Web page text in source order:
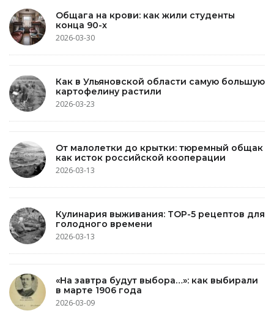
Общага на крови: как жили студенты
конца 90-х
2026-03-30
Как в Ульяновской области самую большую
картофелину растили
2026-03-23
От малолетки до крытки: тюремный общак
как исток российской кооперации
2026-03-13
Кулинария выживания: TOP-5 рецептов для
голодного времени
2026-03-13
«На завтра будут выбора…»: как выбирали
в марте 1906 года
2026-03-09